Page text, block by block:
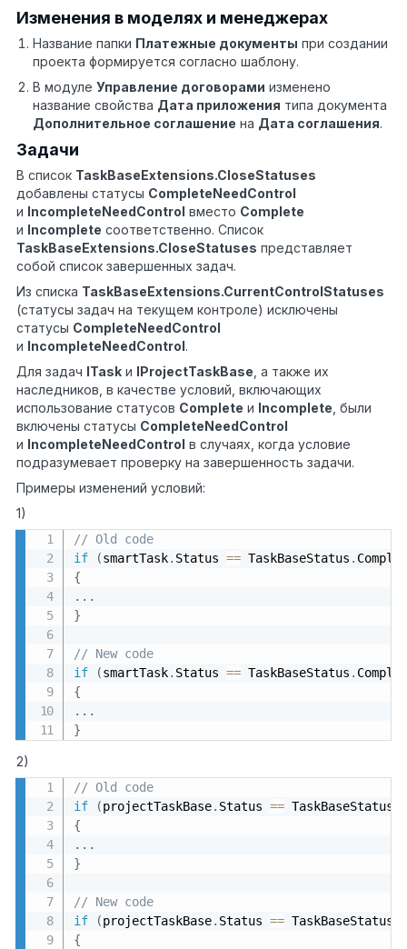
Изменения в моделях и менеджерах
Название папки Платежные документы при создании
проекта формируется согласно шаблону.
В модуле Управление договорами изменено
название свойства Дата приложения типа документа
Дополнительное соглашение на Дата соглашения.
Задачи
В список TaskBaseExtensions.CloseStatuses
добавлены статусы CompleteNeedControl
и IncompleteNeedControl вместо Complete
и Incomplete соответственно. Список
TaskBaseExtensions.CloseStatuses представляет
собой список завершенных задач.
Из списка TaskBaseExtensions.CurrentControlStatuses
(статусы задач на текущем контроле) исключены
статусы CompleteNeedControl
и IncompleteNeedControl.
Для задач ITask и IProjectTaskBase , а также их
наследников, в качестве условий, включающих
использование статусов Complete и Incomplete , были
включены статусы CompleteNeedControl
и IncompleteNeedControl в случаях, когда условие
подразумевает проверку на завершенность задачи.
Примеры изменений условий:
1)
// Old code
if
(smartTask. Status == TaskBaseStatus .
{
. . .
}
// New code
if
(smartTask. Status == TaskBaseStatus .
{
. . .
}
2)
// Old code
if
(projectTaskBase. Status == TaskBaseStatus
{
. . .
}
// New code
if
(projectTaskBase. Status == TaskBaseStatus
{